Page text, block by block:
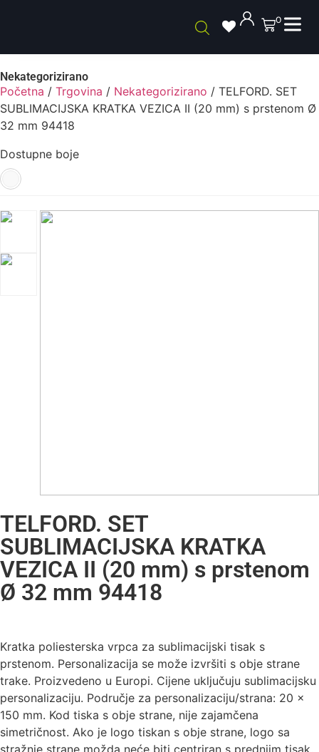
0
Nekategorizirano
Početna / Trgovina / Nekategorizirano / TELFORD. SET
SUBLIMACIJSKA KRATKA VEZICA II (20 mm) s prstenom Ø
32 mm 94418
Dostupne boje
TELFORD. SET
SUBLIMACIJSKA KRATKA
VEZICA II (20 mm) s prstenom
Ø 32 mm 94418
Kratka poliesterska vrpca za sublimacijski tisak s
prstenom. Personalizacija se može izvršiti s obje strane
trake. Proizvedeno u Europi. Cijene uključuju sublimacijsku
personalizaciju. Područje za personalizaciju/strana: 20 ×
150 mm. Kod tiska s obje strane, nije zajamčena
simetričnost. Ako je logo tiskan s obje strane, logo sa
stražnje strane možda neće biti centriran s prednjim tisak,